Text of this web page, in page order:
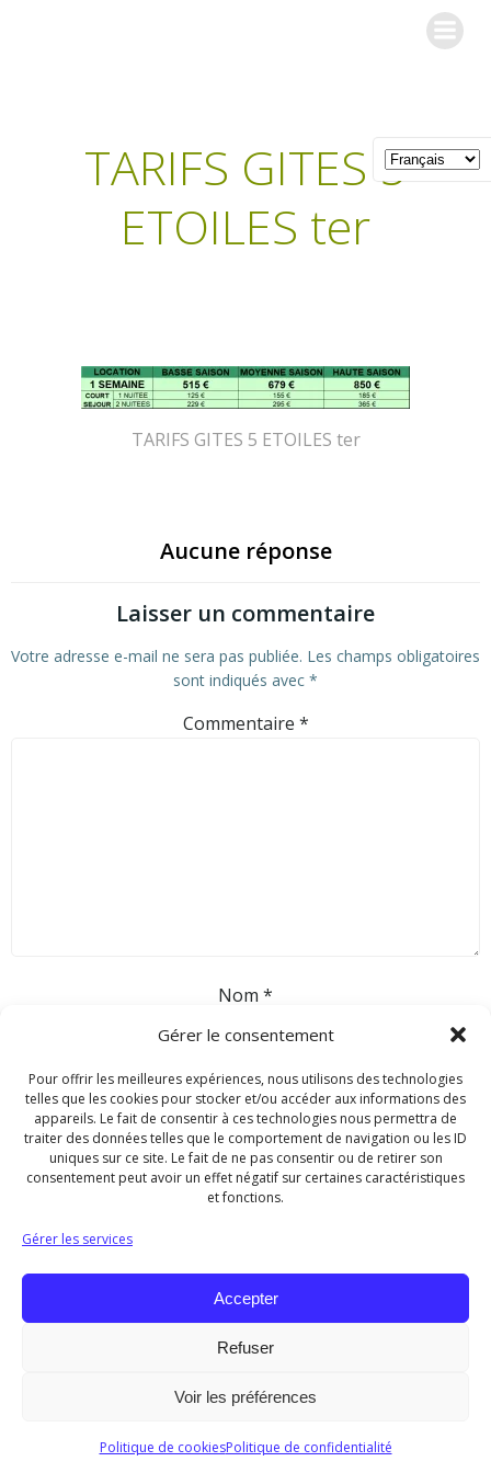
Gérer le consentement
Pour offrir les meilleures expériences, nous utilisons des technologies
telles que les cookies pour stocker et/ou accéder aux informations des
appareils. Le fait de consentir à ces technologies nous permettra de
traiter des données telles que le comportement de navigation ou les ID
uniques sur ce site. Le fait de ne pas consentir ou de retirer son
consentement peut avoir un effet négatif sur certaines caractéristiques
et fonctions.
Gérer les services
Accepter
Refuser
Voir les préférences
Politique de cookiesPolitique de confidentialité
TARIFS GITES 5
ETOILES ter
TARIFS GITES 5 ETOILES ter
Aucune réponse
Laisser un commentaire
Votre adresse e-mail ne sera pas publiée. Les champs obligatoires
sont indiqués avec *
Commentaire *
Nom *
E-mail *
Site web
© 2026 Les Gîtes de l'Orée du Bois. Tous droits